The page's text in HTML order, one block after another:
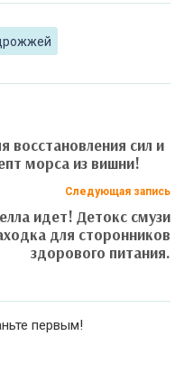
восстановления сил и
морса из вишни!
Следующая запись
идет! Детокс смузи
для сторонников
здорового питания.
первым!